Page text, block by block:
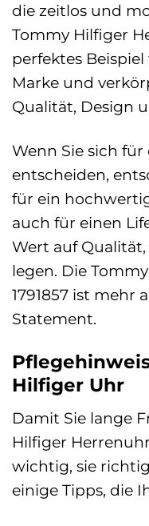
die zeitlos und
Tommy Hilfiger
perfektes
Marke und
Qualität, Design
Wenn Sie sich
entscheiden,
für ein
auch für einen
Wert auf
legen. Die
1791857 ist mehr
Statement.
Hilfiger Uhr
Damit Sie lange
Hilfiger Herrenuhr
wichtig, sie
einige Tipps, die